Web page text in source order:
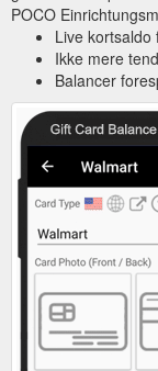
POCO
Live
Ikke mere
Balancer